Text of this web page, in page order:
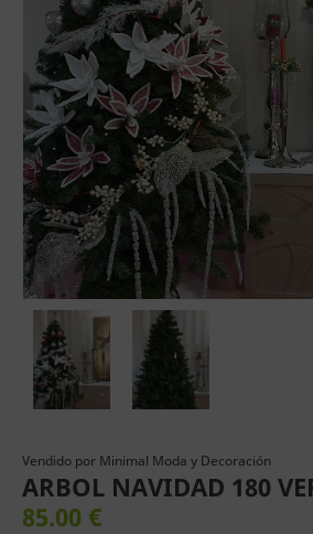
Vendido por Minimal Moda y Decoración
ARBOL NAVIDAD 180
85.00 €